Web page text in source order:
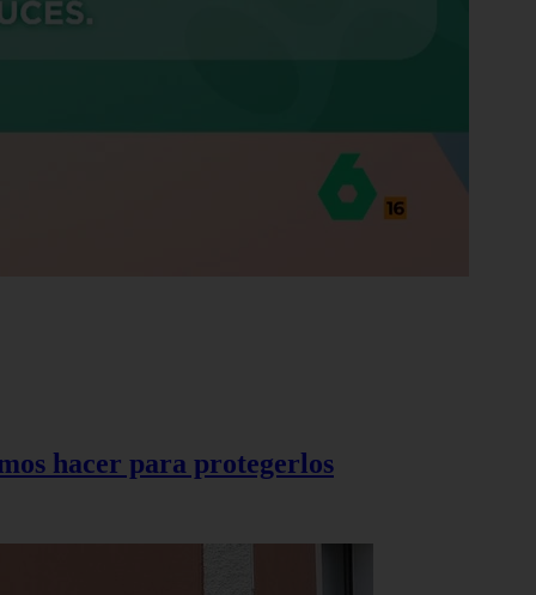
hacer para protegerlos